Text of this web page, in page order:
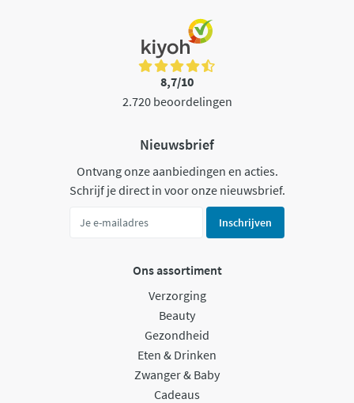
8,7/10
2.720 beoordelingen
Nieuwsbrief
Ontvang onze aanbiedingen en acties.
Schrijf je direct in voor onze nieuwsbrief.
Inschrijven
Ons assortiment
Verzorging
Beauty
Gezondheid
Eten & Drinken
Zwanger & Baby
Cadeaus